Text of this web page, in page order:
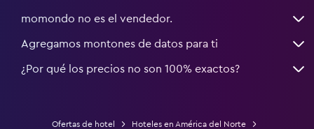
momondo no es el vendedor.
Agregamos montones de datos para ti
¿Por qué los precios no son 100% exactos?
Ofertas de hotel
Hoteles en América del Norte